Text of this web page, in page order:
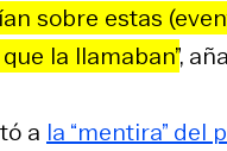
sobre estas
la llamaban”,
a la “mentira”